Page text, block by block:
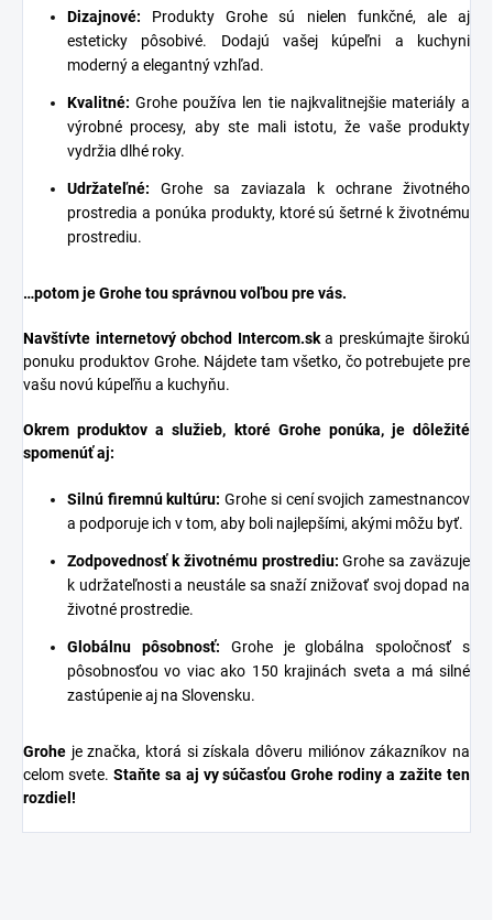
Dizajnové: Produkty Grohe sú nielen funkčné, ale aj
esteticky pôsobivé. Dodajú vašej kúpeľni a kuchyni
moderný a elegantný vzhľad.
Kvalitné: Grohe používa len tie najkvalitnejšie materiály a
výrobné procesy, aby ste mali istotu, že vaše produkty
vydržia dlhé roky.
Udržateľné: Grohe sa zaviazala k ochrane životného
prostredia a ponúka produkty, ktoré sú šetrné k životnému
prostrediu.
…potom je Grohe tou správnou voľbou pre vás.
Navštívte internetový obchod Intercom.ska preskúmajte širokú
ponuku produktov Grohe. Nájdete tam všetko, čo potrebujete pre
vašu novú kúpeľňu a kuchyňu.
Okrem produktov a služieb, ktoré Grohe ponúka, je dôležité
spomenúť aj:
Silnú firemnú kultúru: Grohe si cení svojich zamestnancov
a podporuje ich v tom, aby boli najlepšími, akými môžu byť.
Zodpovednosť k životnému prostrediu: Grohe sa zaväzuje
k udržateľnosti a neustále sa snaží znižovať svoj dopad na
životné prostredie.
Globálnu pôsobnosť: Grohe je globálna spoločnosť s
pôsobnosťou vo viac ako 150 krajinách sveta a má silné
zastúpenie aj na Slovensku.
Grohe je značka, ktorá si získala dôveru miliónov zákazníkov na
celom svete. Staňte sa aj vy súčasťou Grohe rodiny a zažite ten
rozdiel!